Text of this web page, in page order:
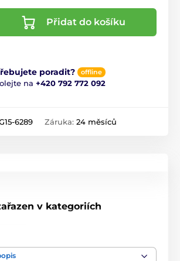
Přidat do košíku
poradit? offline
na +420 792 772 092
6289 Záruka: 24 měsíců
v kategoriích
trimovací hřebeny, hrábla